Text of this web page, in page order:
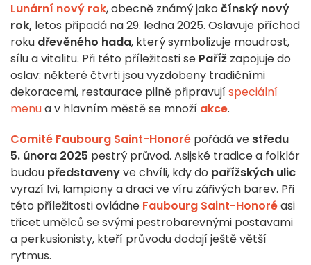
Lunární nový rok, obecně známý jako čínský nový
rok, letos připadá na 29. ledna 2025. Oslavuje příchod
roku dřevěného hada, který symbolizuje moudrost,
sílu a vitalitu. Při této příležitosti se Paříž zapojuje do
oslav: některé čtvrti jsou vyzdobeny tradičními
dekoracemi, restaurace pilně připravujíspeciální
menua v hlavním městě se množí akce.
Comité Faubourg Saint-Honoré pořádá ve středu
5. února 2025 pestrý průvod. Asijské tradice a folklór
budou představenyve chvíli, kdy do pařížských ulic
vyrazí lvi, lampiony a draci ve víru zářivých barev. Při
této příležitosti ovládne Faubourg Saint-Honoréasi
třicet umělců se svými pestrobarevnými postavami
a perkusionisty, kteří průvodu dodají ještě větší
rytmus.